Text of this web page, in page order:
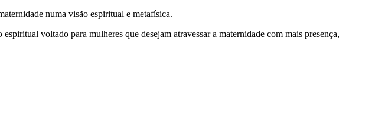
numa visão espiritual e metafísica.
voltado para mulheres que desejam atravessar a maternidade com mais presença,